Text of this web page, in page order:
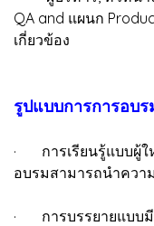
QA and แผนก
เกี่ยวข้อง
รูปแบบการการอบ
· การเรียนรู้แบบผู้ใ
อบรมสามารถนำควา
· การบรรยายแบบมี